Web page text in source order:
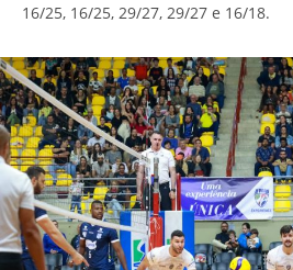
16/25, 16/25, 29/27, 29/27 e 16/18.